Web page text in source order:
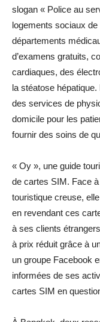
slogan « Police au
logements sociaux
départements
d’examens gratuits,
cardiaques, des
la stéatose hépatique.
des services de
domicile pour les
fournir des soins de
« Oy », une guide
de cartes SIM. Face
touristique creuse,
en revendant ces
à ses clients
à prix réduit grâce à
un groupe Facebook
informées de ses
cartes SIM en